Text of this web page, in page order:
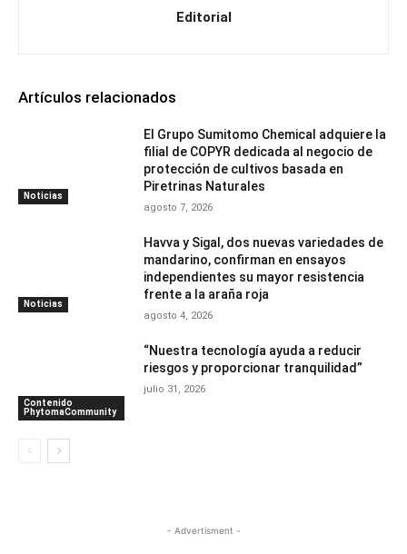
Editorial
Artículos relacionados
Noticias
El Grupo Sumitomo Chemical adquiere la
filial de COPYR dedicada al negocio de
protección de cultivos basada en
Piretrinas Naturales
agosto 7, 2026
Noticias
Havva y Sigal, dos nuevas variedades de
mandarino, confirman en ensayos
independientes su mayor resistencia
frente a la araña roja
agosto 4, 2026
Contenido
PhytomaCommunity
“Nuestra tecnología ayuda a reducir
riesgos y proporcionar tranquilidad”
julio 31, 2026
- Advertisment -